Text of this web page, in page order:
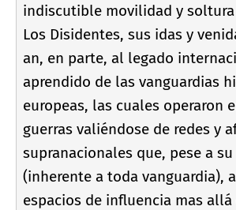
indiscutible movilidad y
Los Disidentes, sus idas y
an, en parte, al legado
aprendido de las vanguardias
europeas, las cuales operaron
guerras valiéndose de redes y
supranacionales que, pese a
(inherente a toda vanguardia),
espacios de influencia mas allá